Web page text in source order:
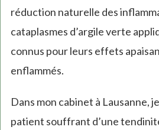
réduction naturelle des
cataplasmes d’argile verte
connus pour leurs effets
enflammés.
Dans mon cabinet à Lausanne,
patient souffrant d’une